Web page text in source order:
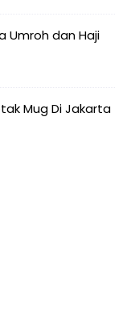
Umroh dan Haji
Mug Di Jakarta